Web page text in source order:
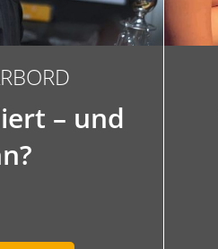
– und